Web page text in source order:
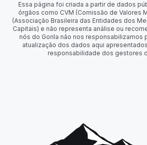
Essa página foi criada a partir de dados
órgãos como CVM (Comissão de Valores
(Associação Brasileira das Entidades dos
Capitais) e não representa análise ou
nós do Gorila não nos responsabilizamos
atualização dos dados aqui
responsabilidade dos gestores